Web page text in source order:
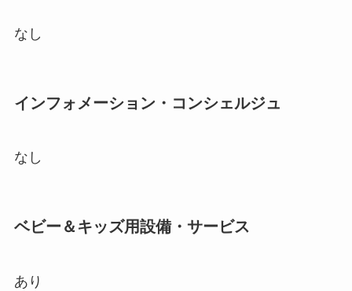
なし
インフォメーション・コンシェルジュ
なし
ベビー＆キッズ用設備・サービス
あり